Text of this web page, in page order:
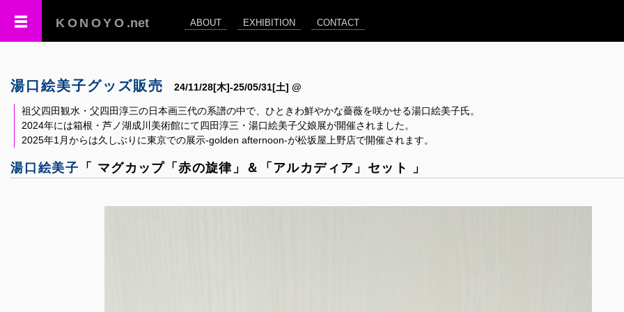
KONOYO .net ABOUT EXHIBITION CONTACT
湯口絵美子グッズ販売 24/11/28[木]-25/05/31[土] @
祖父四田観水・父四田淳三の日本画三代の系譜の中で、ひときわ鮮やかな薔薇を咲かせる湯口絵美子氏。
2024年には箱根・芦ノ湖成川美術館にて四田淳三・湯口絵美子父娘展が開催されました。
2025年1月からは久しぶりに東京での展示-golden afternoon-が松坂屋上野店で開催されます。
湯口絵美子 「 マグカップ「赤の旋律」＆「アルカディア」セット 」